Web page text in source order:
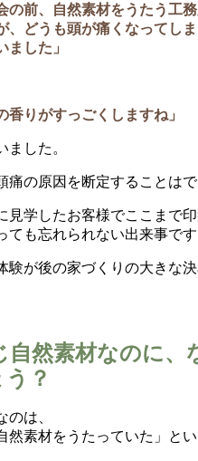
の前、自然素材をうたう工
、どうも頭が痛くなってし
ました」
香りがすっごくしますね」
ました。
痛の原因を断定することはで
見学したお客様でここまで
ても忘れられない出来事です
験が後の家づくりの大きな
然素材なのに、
？
のは、
然素材をうたっていた」とい